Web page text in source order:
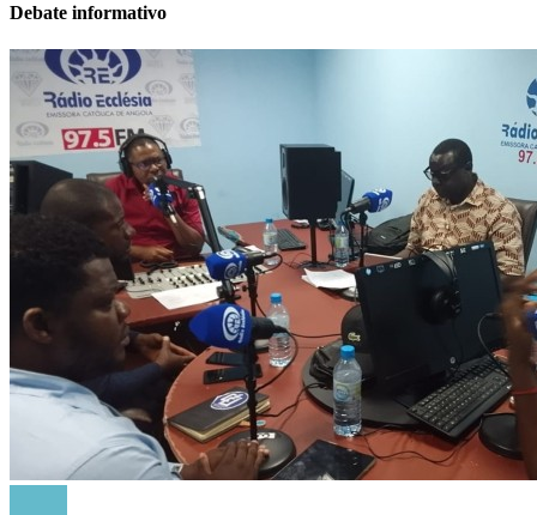
Debate informativo